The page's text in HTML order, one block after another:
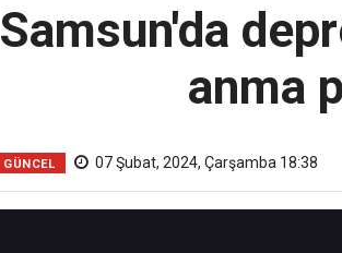
Samsun'da
anma
GÜNCEL 07 Şubat, 2024, Çarşamba 18:38